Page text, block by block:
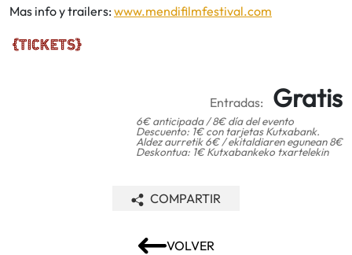
Mas info y trailers: www.mendifilmfestival.com
Entradas: Gratis
6€ anticipada / 8€ día del evento
Descuento: 1€ con tarjetas Kutxabank.
Aldez aurretik 6€ / ekitaldiaren egunean 8€
Deskontua: 1€ Kutxabankeko txartelekin
VOLVER
COMPARTIR